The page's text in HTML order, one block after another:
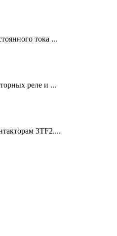
тока ...
реле и ...
3TF2....